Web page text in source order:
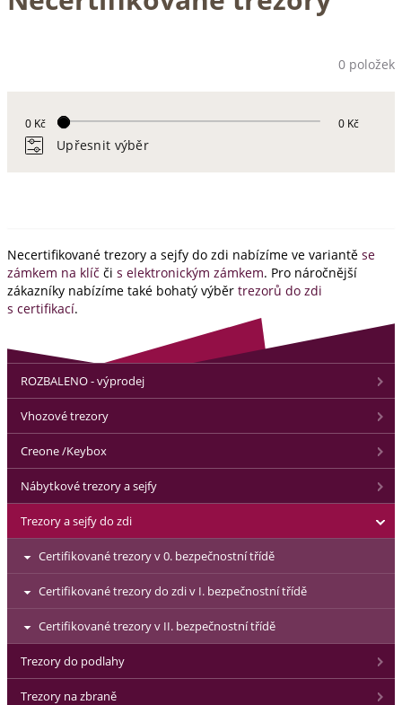
0 položek
Upřesnit výběr
0 Kč 0 Kč
Necertifikované trezory a sejfy do zdi nabízíme ve variantě se
zámkem na klíč či s elektronickým zámkem. Pro náročnější
zákazníky nabízíme také bohatý výběr trezorů do zdi
s certifikací.
ROZBALENO - výprodej
Vhozové trezory
Creone /Keybox
Nábytkové trezory a sejfy
Trezory a sejfy do zdi
Certifikované trezory v 0. bezpečnostní třídě
Certifikované trezory do zdi v I. bezpečnostní třídě
Certifikované trezory v II. bezpečnostní třídě
Trezory do podlahy
Trezory na zbraně